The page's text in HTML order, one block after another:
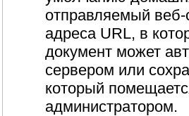
отправляемый
адреса URL, в
документ может
сервером или
который
администратором.